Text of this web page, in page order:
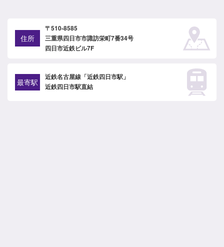
住所
〒510-8585
三重県四日市市諏訪栄町7番34号
四日市近鉄ビル7F
最寄駅
近鉄名古屋線「近鉄四日市駅」
近鉄四日市駅直結